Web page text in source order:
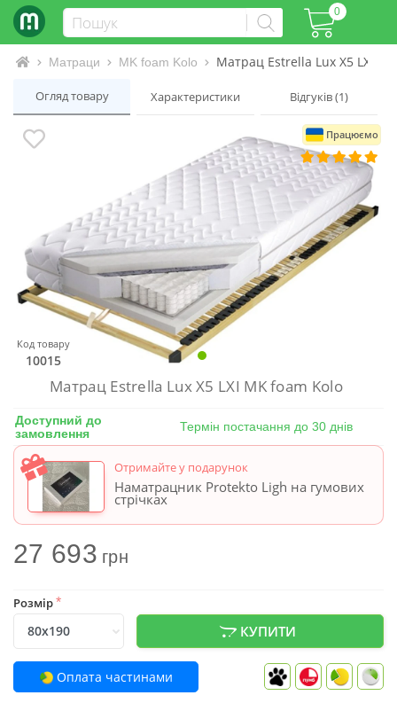
0
Інтернет-магазин матраців та ліжок
Матраци MK foam Kolo Матрац Estrella Lux X5 LXI
Огляд товару Характеристики Відгуків (1)
Працюємо
Код товару
10015
Матрац Estrella Lux X5 LXI MK foam Kolo
Доступний до
замовлення
Термін постачання до 30 днів
Отримайте у подарунок
Наматрацник Protekto Ligh на гумових
стрічках
27 693грн
Розмір*
КУПИТИ
Оплата частинами